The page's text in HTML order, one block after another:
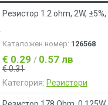
Резистор 1.2 ohm, 2W,
Каталожен номер: 126568
€ 0.29 / 0.57 лв
€ 0.31
Категория: Резистори